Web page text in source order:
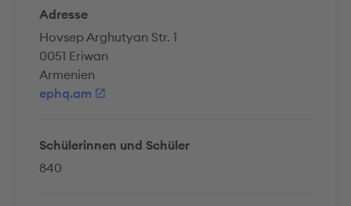
Adresse
Hovsep Arghutyan Str. 1
0051 Eriwan
Armenien
ephq.am
Schülerinnen und Schüler
840